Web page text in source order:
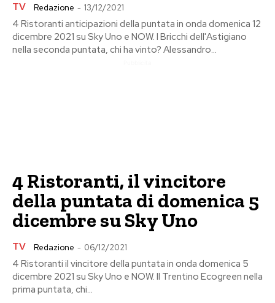
TV Redazione - 13/12/2021
4 Ristoranti anticipazioni della puntata in onda domenica 12
dicembre 2021 su Sky Uno e NOW. I Bricchi dell'Astigiano
nella seconda puntata, chi ha vinto? Alessandro...
4 Ristoranti, il vincitore
della puntata di domenica 5
dicembre su Sky Uno
TV Redazione - 06/12/2021
4 Ristoranti il vincitore della puntata in onda domenica 5
dicembre 2021 su Sky Uno e NOW. Il Trentino Ecogreen nella
prima puntata, chi...